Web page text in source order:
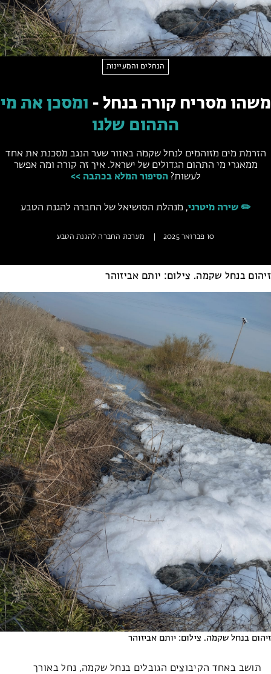
מחנות קיץ
מחנות קיץ
חופשות בבתי ספר שדה
ארץ אהבתי – קבוצות טיולים למבוגרים
הנחלים והמעיינות
משהו מסריח קורה בנחל - ומסכן את מי
התהום שלנו
הזרמת מים מזוהמים לנחל שקמה באזור שער הנגב מסכנת את אחד
ממאגרי מי התהום הגדולים של ישראל. איך זה קורה ומה אפשר
לעשות?הסיפור המלא בכתבה >>
✏️ שירה מיטרני, מנהלת הסושיאל של החברה להגנת הטבע
10 פברואר 2025 מערכת החברה להגנת הטבע
זיהום בנחל שקמה. צילום: יותם אביזוהר
זיהום בנחל שקמה. צילום: יותם אביזוהר
תושב באחד הקיבוצים הגובלים בנחל שקמה, נחל באורך